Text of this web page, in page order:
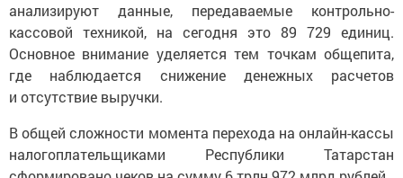
анализируют данные, передаваемые контрольно-
кассовой техникой, на сегодня это 89 729 единиц.
Основное внимание уделяется тем точкам общепита,
где наблюдается снижение денежных расчетов
и отсутствие выручки.
В общей сложности момента перехода на онлайн-кассы
налогоплательщиками Республики Татарстан